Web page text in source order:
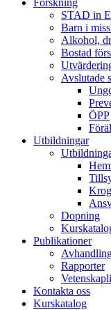
STAD in
Barn i
Alkohol,
Bostad
Avslutade
ÖPP
Utbildningar
Dopning
Publikationer
Rapporter
Kontakta oss
Kurskatalog